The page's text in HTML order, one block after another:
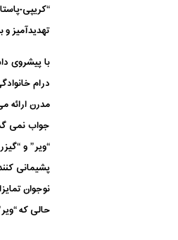
“کریپی-
تهدیدآمیز
درام
مدرن ارائه
جواب نمی
“ویر” و
پشیمانی
نوجوان
حالی که